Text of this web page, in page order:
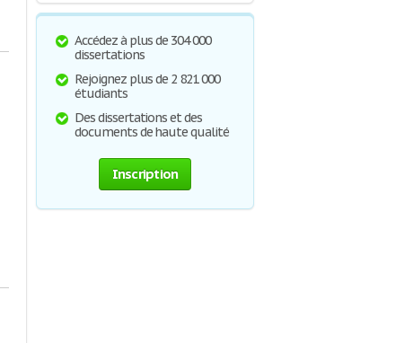
Accédez à plus de 304 000
dissertations
Rejoignez plus de 2 821 000
étudiants
Des dissertations et des
documents de haute qualité
Inscription